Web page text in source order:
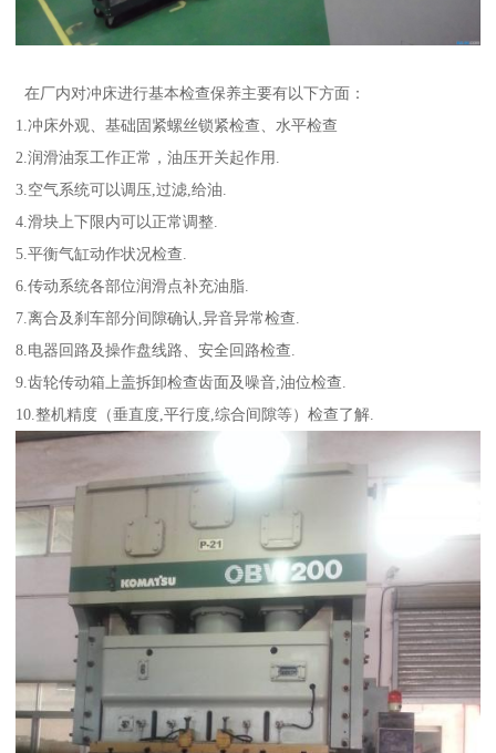
在厂内对冲床进行基本检查保养主要有以下方面：
1.冲床外观、基础固紧螺丝锁紧检查、水平检查
2.润滑油泵工作正常，油压开关起作用.
3.空气系统可以调压,过滤,给油.
4.滑块上下限内可以正常调整.
5.平衡气缸动作状况检查.
6.传动系统各部位润滑点补充油脂.
7.离合及刹车部分间隙确认,异音异常检查.
8.电器回路及操作盘线路、安全回路检查.
9.齿轮传动箱上盖拆卸检查齿面及噪音,油位检查.
10.整机精度（垂直度,平行度,综合间隙等）检查了解.